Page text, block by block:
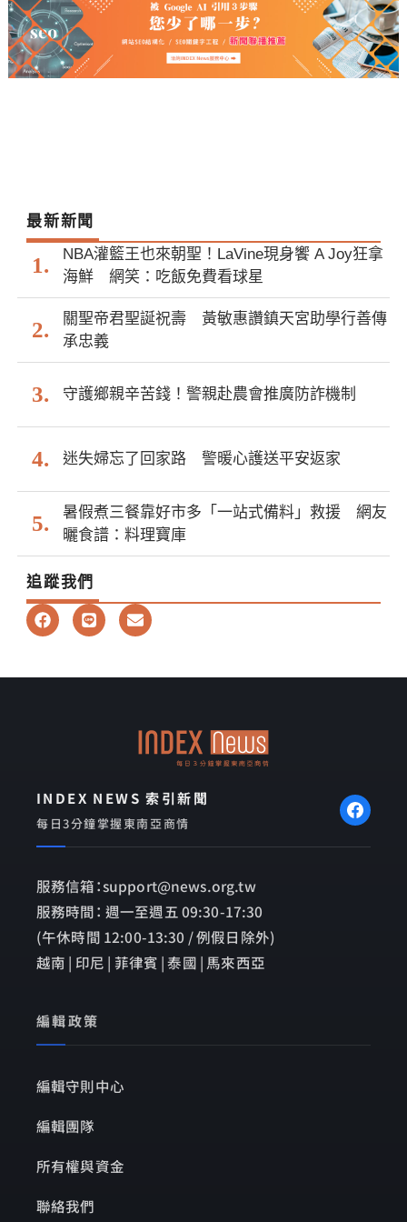
最新新聞
NBA灌籃王也來朝聖！LaVine現身饗 A Joy狂拿
海鮮 網笑：吃飯免費看球星
關聖帝君聖誕祝壽 黃敏惠讚鎮天宮助學行善傳
承忠義
守護鄉親辛苦錢！警親赴農會推廣防詐機制
迷失婦忘了回家路 警暖心護送平安返家
暑假煮三餐靠好市多「一站式備料」救援 網友
曬食譜：料理寶庫
追蹤我們
F
a
b
L
i
E
n
l
INDEX NEWS 索引新聞
每日3分鐘掌握東南亞商情
服務信箱：support@news.org.tw
服務時間： 週一至週五 09:30-17:30
(午休時間 12:00-13:30 / 例假日除外)
越南 | 印尼 | 菲律賓 | 泰國 | 馬來西亞
編輯政策
編輯守則中心
編輯團隊
所有權與資金
聯絡我們